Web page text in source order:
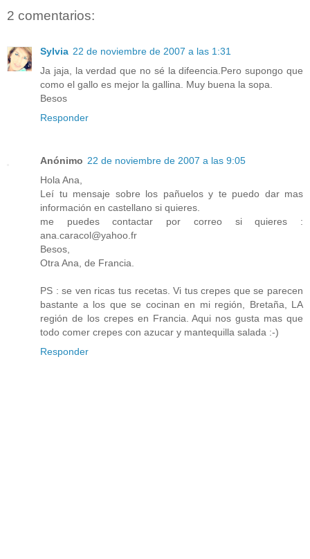
2 comentarios:
Sylvia 22 de noviembre de 2007 a las 1:31
Ja jaja, la verdad que no sé la difeencia.Pero supongo que
como el gallo es mejor la gallina. Muy buena la sopa.
Besos
Responder
Anónimo 22 de noviembre de 2007 a las 9:05
Hola Ana,
Leí tu mensaje sobre los pañuelos y te puedo dar mas
información en castellano si quieres.
me puedes contactar por correo si quieres :
ana.caracol@yahoo.fr
Besos,
Otra Ana, de Francia.
PS : se ven ricas tus recetas. Vi tus crepes que se parecen
bastante a los que se cocinan en mi región, Bretaña, LA
región de los crepes en Francia. Aqui nos gusta mas que
todo comer crepes con azucar y mantequilla salada :-)
Responder